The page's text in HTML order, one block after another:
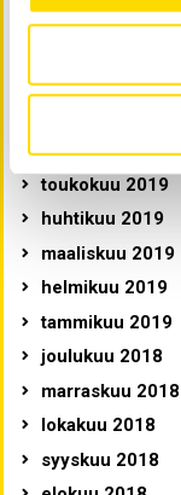
lokakuu 2019
elokuu 2019
kesäkuu 2019
toukokuu 2019
huhtikuu 2019
maaliskuu 2019
helmikuu 2019
tammikuu 2019
joulukuu 2018
marraskuu 2018
lokakuu 2018
syyskuu 2018